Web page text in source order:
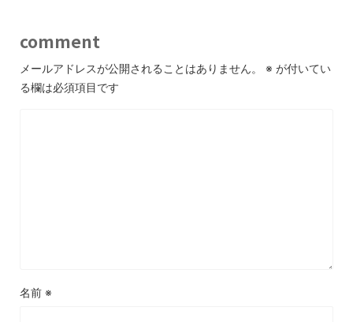
comment
メールアドレスが公開されることはありません。 ※ が付いてい
る欄は必須項目です
名前 ※